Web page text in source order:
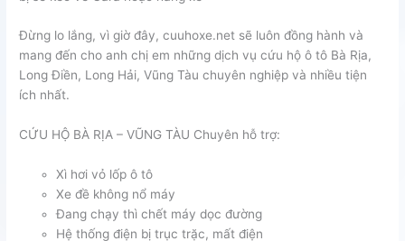
Đừng lo lắng, vì giờ đây, cuuhoxe.net sẽ luôn đồng hành và
mang đến cho anh chị em những dịch vụ cứu hộ ô tô Bà Rịa,
Long Điền, Long Hải, Vũng Tàu chuyên nghiệp và nhiều tiện
ích nhất.
CỨU HỘ BÀ RỊA – VŨNG TÀU Chuyên hỗ trợ:
Xì hơi vỏ lốp ô tô
Xe đề không nổ máy
Đang chạy thì chết máy dọc đường
Hệ thống điện bị trục trặc, mất điện